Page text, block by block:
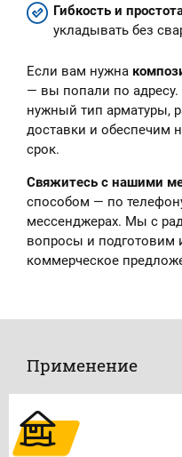
Гибкость и
укладывать без
Если вам нужна
— вы попали по
нужный тип арматуры,
доставки и обеспечим
срок.
Свяжитесь с нашими
способом — по
мессенджерах. Мы с
вопросы и подготовим
коммерческое
Применение